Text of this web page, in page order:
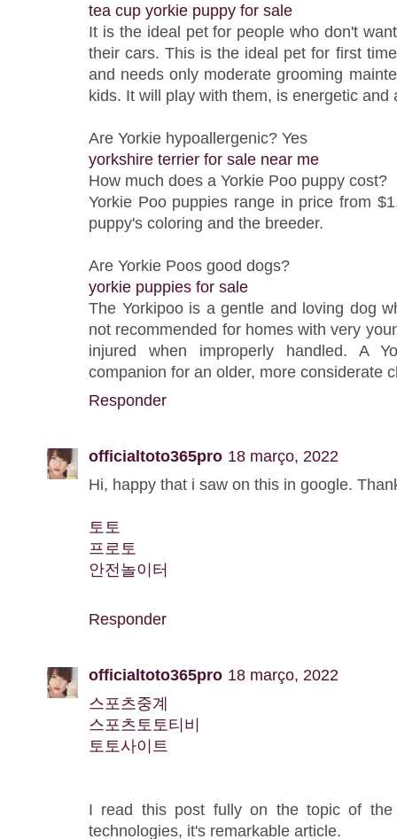
tea cup yorkie puppy for sale
It is the ideal pet for people who don't
their cars. This is the ideal pet for first
and needs only moderate grooming
kids. It will play with them, is energetic and
Are Yorkie hypoallergenic? Yes
yorkshire terrier for sale near me
How much does a Yorkie Poo puppy cost?
Yorkie Poo puppies range in price from
puppy's coloring and the breeder.
Are Yorkie Poos good dogs?
yorkie puppies for sale
The Yorkipoo is a gentle and loving dog
not recommended for homes with very
injured when improperly handled. A
companion for an older, more considerate
Responder
officialtoto365pro 18 março, 2022
Hi, happy that i saw on this in google.
토토
프로토
안전놀이터
Responder
officialtoto365pro 18 março, 2022
스포츠중계
스포츠토토티비
토토사이트
I read this post fully on the topic of the
technologies, it's remarkable article.